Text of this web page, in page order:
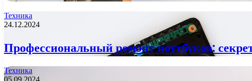
Техника
24.12.2024
Профессиональный ремонт ноутбуков:
Техника
05.09.2024